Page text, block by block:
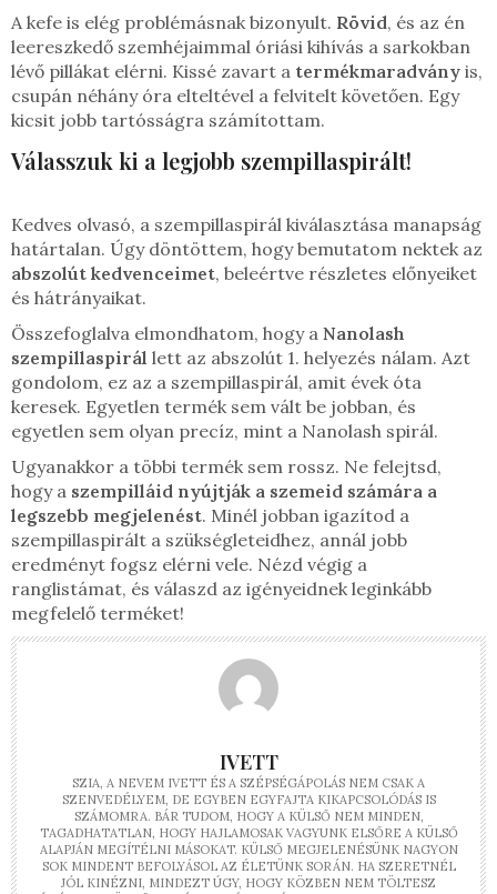
A kefe is elég problémásnak bizonyult. Rövid, és az én
leereszkedő szemhéjaimmal óriási kihívás a sarkokban
lévő pillákat elérni. Kissé zavart a termékmaradvány is,
csupán néhány óra elteltével a felvitelt követően. Egy
kicsit jobb tartósságra számítottam.
Válasszuk ki a legjobb szempillaspirált!
Kedves olvasó, a szempillaspirál kiválasztása manapság
határtalan. Úgy döntöttem, hogy bemutatom nektek az
abszolút kedvenceimet, beleértve részletes előnyeiket
és hátrányaikat.
Összefoglalva elmondhatom, hogy a Nanolash
szempillaspirál lett az abszolút 1. helyezés nálam. Azt
gondolom, ez az a szempillaspirál, amit évek óta
keresek. Egyetlen termék sem vált be jobban, és
egyetlen sem olyan precíz, mint a Nanolash spirál.
Ugyanakkor a többi termék sem rossz. Ne felejtsd,
hogy a szempilláid nyújtják a szemeid számára a
legszebb megjelenést. Minél jobban igazítod a
szempillaspirált a szükségleteidhez, annál jobb
eredményt fogsz elérni vele. Nézd végig a
ranglistámat, és válaszd az igényeidnek leginkább
megfelelő terméket!
IVETT
SZIA, A NEVEM IVETT ÉS A SZÉPSÉGÁPOLÁS NEM CSAK A
SZENVEDÉLYEM, DE EGYBEN EGYFAJTA KIKAPCSOLÓDÁS IS
SZÁMOMRA. BÁR TUDOM, HOGY A KÜLSŐ NEM MINDEN,
TAGADHATATLAN, HOGY HAJLAMOSAK VAGYUNK ELSŐRE A KÜLSŐ
ALAPJÁN MEGÍTÉLNI MÁSOKAT. KÜLSŐ MEGJELENÉSÜNK NAGYON
SOK MINDENT BEFOLYÁSOL AZ ÉLETÜNK SORÁN. HA SZERETNÉL
JÓL KINÉZNI, MINDEZT ÚGY, HOGY KÖZBEN NEM TÖLTESZ